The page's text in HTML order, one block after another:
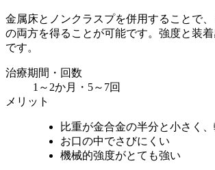
金属床とノンクラスプを併用することで
の両方を得ることが可能です。強度と装
です。
治療期間・回数
1～2か月・5～7回
メリット
比重が金合金の半分と小さく
お口の中でさびにくい
機械的強度がとても強い